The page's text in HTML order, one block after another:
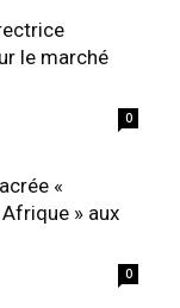
le marché
0
«
» aux
0